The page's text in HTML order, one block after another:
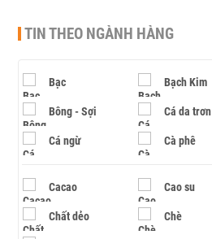
TIN THEO NGÀNH HÀNG
Bạc Bạch Kim
Bông - Sợi Cá da trơn
Cá ngừ Cà phê
Cacao Cao su
Chất dẻo Chè